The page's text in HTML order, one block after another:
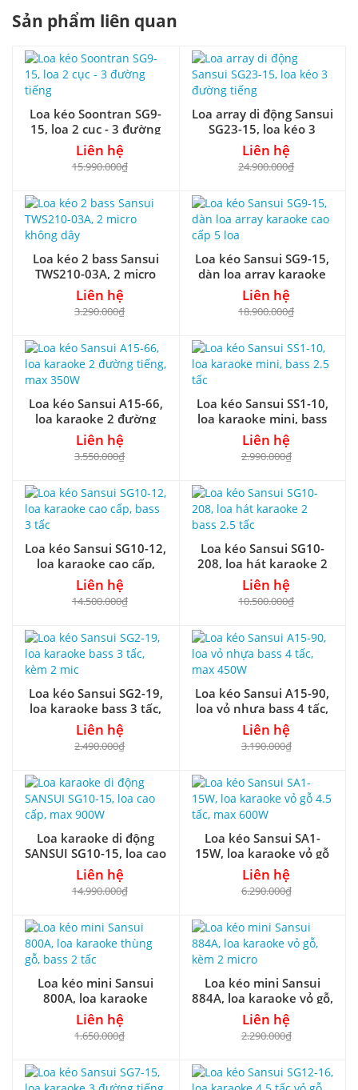
Sản phẩm liên quan
Loa kéo Soontran SG9-
15, loa 2 cục - 3 đường
tiếng
Liên hệ
15.990.000₫
Loa array di động Sansui
SG23-15, loa kéo 3
đường tiếng
Liên hệ
24.900.000₫
Loa kéo 2 bass Sansui
TWS210-03A, 2 micro
không dây
Liên hệ
3.290.000₫
Loa kéo Sansui SG9-15,
dàn loa array karaoke
cao cấp 5 loa
Liên hệ
18.900.000₫
Loa kéo Sansui A15-66,
loa karaoke 2 đường
tiếng, max 350W
Liên hệ
3.550.000₫
Loa kéo Sansui SS1-10,
loa karaoke mini, bass
2.5 tấc
Liên hệ
2.990.000₫
Loa kéo Sansui SG10-12,
loa karaoke cao cấp,
bass 3 tấc
Liên hệ
14.500.000₫
Loa kéo Sansui SG10-
208, loa hát karaoke 2
bass 2.5 tấc
Liên hệ
10.500.000₫
Loa kéo Sansui SG2-19,
loa karaoke bass 3 tấc,
kèm 2 mic
Liên hệ
2.490.000₫
Loa kéo Sansui A15-90,
loa vỏ nhựa bass 4 tấc,
max 450W
Liên hệ
3.190.000₫
Loa karaoke di động
SANSUI SG10-15, loa cao
cấp, max 900W
Liên hệ
14.990.000₫
Loa kéo Sansui SA1-
15W, loa karaoke vỏ gỗ
4.5 tấc, max 600W
Liên hệ
6.290.000₫
Loa kéo mini Sansui
800A, loa karaoke
thùng gỗ, bass 2 tấc
Liên hệ
1.650.000₫
Loa kéo mini Sansui
884A, loa karaoke vỏ gỗ,
kèm 2 micro
Liên hệ
2.290.000₫